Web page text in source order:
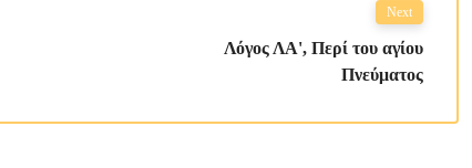
Next
Λόγος ΛΑ', Περί του αγίου
Πνεύματος